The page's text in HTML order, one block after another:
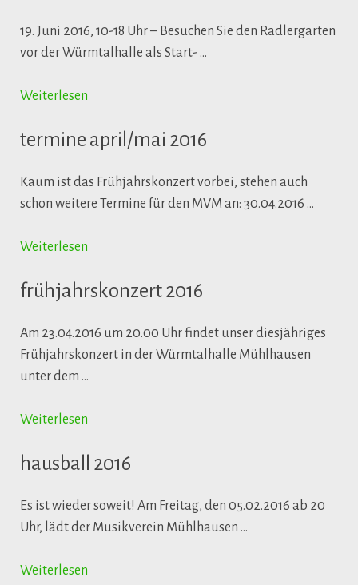
19. Juni 2016, 10-18 Uhr – Besuchen Sie den Radlergarten
vor der Würmtalhalle als Start- …
Weiterlesen
termine april/mai 2016
Kaum ist das Frühjahrskonzert vorbei, stehen auch
schon weitere Termine für den MVM an: 30.04.2016 …
Weiterlesen
frühjahrskonzert 2016
Am 23.04.2016 um 20.00 Uhr findet unser diesjähriges
Frühjahrskonzert in der Würmtalhalle Mühlhausen
unter dem …
Weiterlesen
hausball 2016
Es ist wieder soweit! Am Freitag, den 05.02.2016 ab 20
Uhr, lädt der Musikverein Mühlhausen …
Weiterlesen